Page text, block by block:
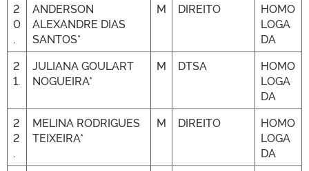
2
0
.
ANDERSON
ALEXANDRE DIAS
SANTOS*
M DIREITO
HOMO
LOGA
DA
2
1.
JULIANA GOULART
NOGUEIRA*
M DTSA
HOMO
LOGA
DA
2
2
.
MELINA RODRIGUES
TEIXEIRA*
M DIREITO
HOMO
LOGA
DA